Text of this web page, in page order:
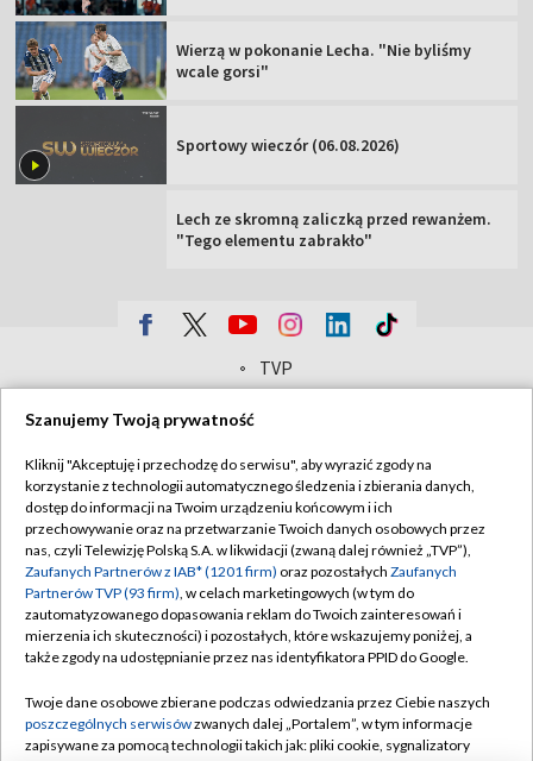
Wierzą w pokonanie Lecha. "Nie byliśmy
wcale gorsi"
Sportowy wieczór (06.08.2026)
Lech ze skromną zaliczką przed rewanżem.
"Tego elementu zabrakło"
TVP
Biuro Reklamy
Oferta Handlowa
Telegazeta ogłoszenia
Emisja w TVP
Rada Programowa
Ogłoszenia przetargowe
Akademia Telewizyjna
Informacje o nadawcy
Moje zgody
Biuro reklamy
Kontakt
Kanały
Szanujemy Twoją prywatność
Kliknij "Akceptuję i przechodzę do serwisu", aby wyrazić zgody na
korzystanie z technologii automatycznego śledzenia i zbierania danych,
dostęp do informacji na Twoim urządzeniu końcowym i ich
przechowywanie oraz na przetwarzanie Twoich danych osobowych przez
nas, czyli Telewizję Polską S.A. w likwidacji (zwaną dalej również „TVP”),
Zaufanych Partnerów z IAB* (1201 firm) oraz pozostałych Zaufanych
Partnerów TVP (93 firm), w celach marketingowych (w tym do
zautomatyzowanego dopasowania reklam do Twoich zainteresowań i
mierzenia ich skuteczności) i pozostałych, które wskazujemy poniżej, a
także zgody na udostępnianie przez nas identyfikatora PPID do Google.
Twoje dane osobowe zbierane podczas odwiedzania przez Ciebie naszych
poszczególnych serwisówzwanych dalej „Portalem”, w tym informacje
zapisywane za pomocą technologii takich jak: pliki cookie, sygnalizatory